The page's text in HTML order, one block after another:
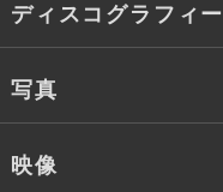
ディスコグラフィー
写真
映像